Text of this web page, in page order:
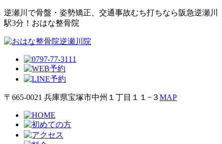
逆瀬川で⾻盤・姿勢矯正、交通事故むち打ちなら阪急逆瀬川
駅3分！おはな整⾻院
〒665-0021 兵庫県宝塚市中州１丁目１１−３MAP